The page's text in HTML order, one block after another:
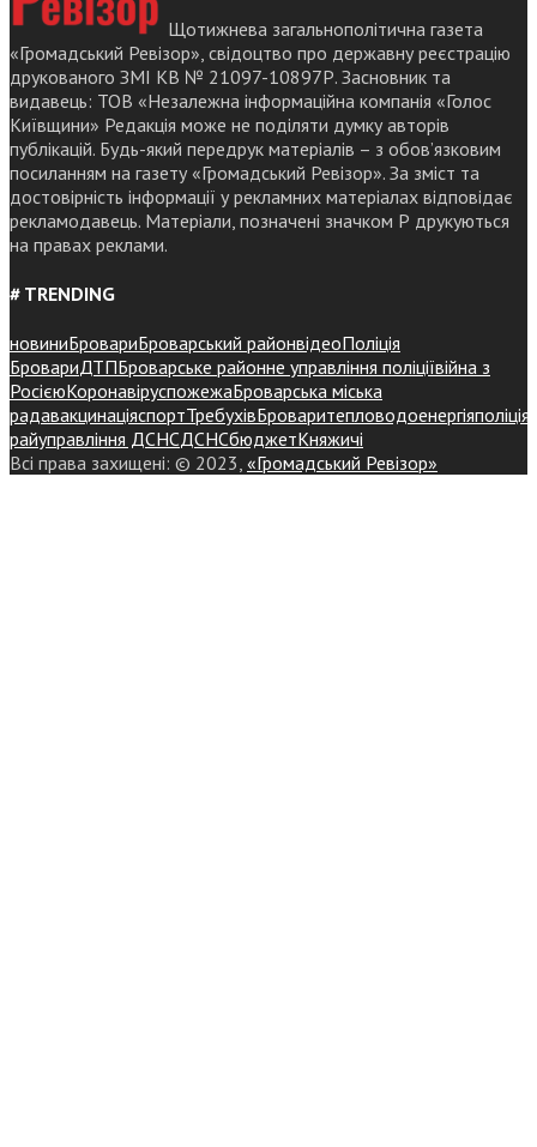
Щотижнева загальнополітична газета
«Громадський Ревізор», свідоцтво про державну реєстрацію
друкованого ЗМІ КВ № 21097-10897Р. Засновник та
видавець: ТОВ «Незалежна інформаційна компанія «Голос
Київщини» Редакція може не поділяти думку авторів
публікацій. Будь-який передрук матеріалів – з обов’язковим
посиланням на газету «Громадський Ревізор». За зміст та
достовірність інформації у рекламних матеріалах відповідає
рекламодавець. Матеріали, позначені значком Р друкуються
на правах реклами.
# TRENDING
новиниБровариБроварський районвідеоПоліція
БровариДТПБроварське районне управління поліціївійна з
РосієюКоронавіруспожежаБроварська міська
радавакцинаціяспортТребухівБроваритепловодоенергіяполіція
райуправління ДСНСДСНСбюджетКняжичі
Всі права захищені: © 2023, «Громадський Ревізор»